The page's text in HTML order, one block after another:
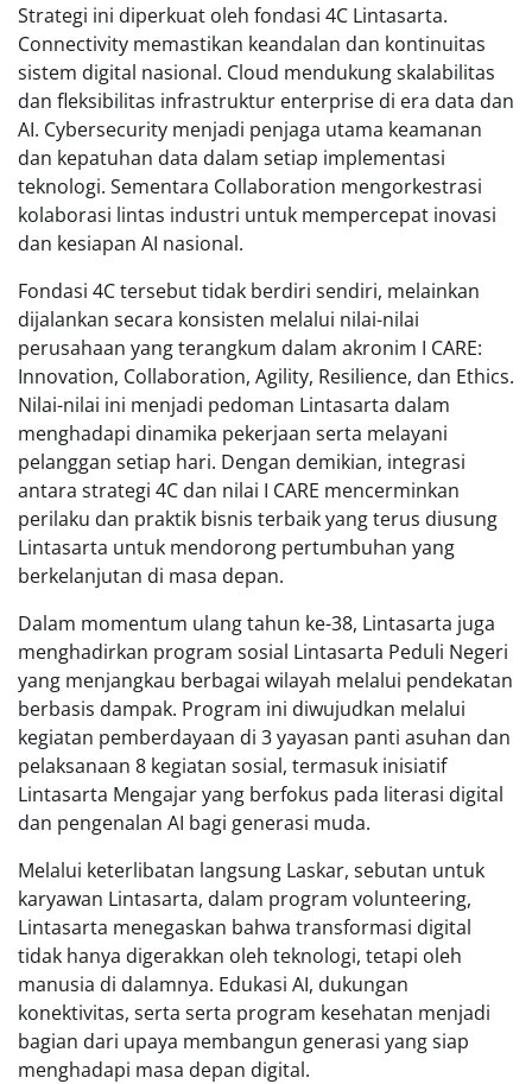
Strategi ini diperkuat oleh fondasi 4C Lintasarta.
Connectivity memastikan keandalan dan kontinuitas
sistem digital nasional. Cloud mendukung skalabilitas
dan fleksibilitas infrastruktur enterprise di era data dan
AI. Cybersecurity menjadi penjaga utama keamanan
dan kepatuhan data dalam setiap implementasi
teknologi. Sementara Collaboration mengorkestrasi
kolaborasi lintas industri untuk mempercepat inovasi
dan kesiapan AI nasional.
Fondasi 4C tersebut tidak berdiri sendiri, melainkan
dijalankan secara konsisten melalui nilai-nilai
perusahaan yang terangkum dalam akronim I CARE:
Innovation, Collaboration, Agility, Resilience, dan Ethics.
Nilai-nilai ini menjadi pedoman Lintasarta dalam
menghadapi dinamika pekerjaan serta melayani
pelanggan setiap hari. Dengan demikian, integrasi
antara strategi 4C dan nilai I CARE mencerminkan
perilaku dan praktik bisnis terbaik yang terus diusung
Lintasarta untuk mendorong pertumbuhan yang
berkelanjutan di masa depan.
Dalam momentum ulang tahun ke-38, Lintasarta juga
menghadirkan program sosial Lintasarta Peduli Negeri
yang menjangkau berbagai wilayah melalui pendekatan
berbasis dampak. Program ini diwujudkan melalui
kegiatan pemberdayaan di 3 yayasan panti asuhan dan
pelaksanaan 8 kegiatan sosial, termasuk inisiatif
Lintasarta Mengajar yang berfokus pada literasi digital
dan pengenalan AI bagi generasi muda.
Melalui keterlibatan langsung Laskar, sebutan untuk
karyawan Lintasarta, dalam program volunteering,
Lintasarta menegaskan bahwa transformasi digital
tidak hanya digerakkan oleh teknologi, tetapi oleh
manusia di dalamnya. Edukasi AI, dukungan
konektivitas, serta serta program kesehatan menjadi
bagian dari upaya membangun generasi yang siap
menghadapi masa depan digital.